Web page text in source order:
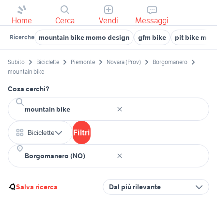
Home Cerca Vendi Messaggi
Ricerche mountain bike momo design gfm bike pit bike
Subito Biciclette Piemonte Novara (Prov)
Borgomanero
mountain bike
Cosa cerchi?
Biciclette Filtri
Salva ricerca Dal più rilevante